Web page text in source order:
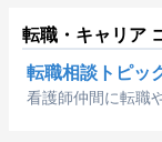
転職・キャリア
転職相談トピッ
看護師仲間に転職